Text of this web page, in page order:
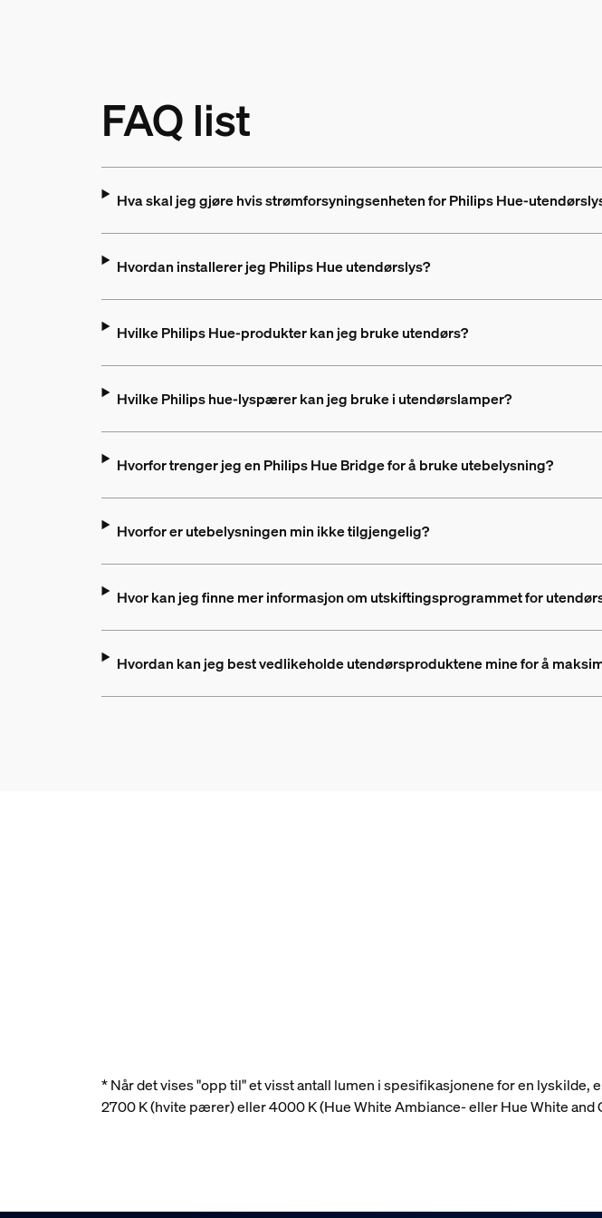
FAQ list
Hva skal jeg gjøre hvis strømforsyningsenheten for Philips Hue-
Hvordan installerer jeg Philips Hue utendørslys?
Hvilke Philips Hue-produkter kan jeg bruke utendørs?
Hvilke Philips hue-lyspærer kan jeg bruke i utendørslamper?
Hvorfor trenger jeg en Philips Hue Bridge for å bruke utebelysning?
Hvorfor er utebelysningen min ikke tilgjengelig?
Hvor kan jeg finne mer informasjon om utskiftingsprogrammet for
Hvordan kan jeg best vedlikeholde utendørsproduktene mine for å
* Når det vises "opp til" et visst antall lumen i spesifikasjonene for en
2700 K (hvite pærer) eller 4000 K (Hue White Ambiance- eller Hue White